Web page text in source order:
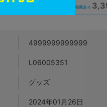
在庫あり
4999999999999
L06005351
グッズ
2024年01月26日